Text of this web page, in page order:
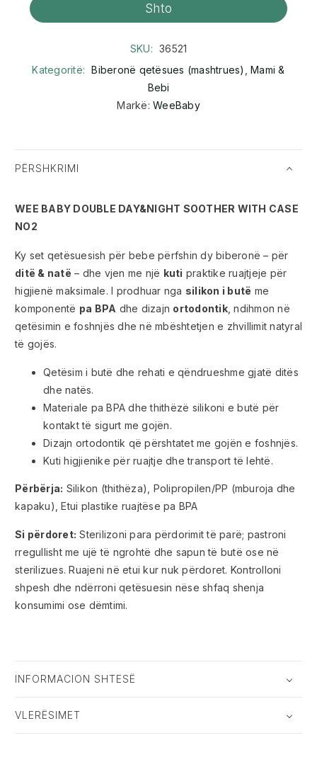
Shto
SKU: 36521
Kategoritë:
Biberonë qetësues (mashtrues) ,Mami &
Bebi
Markë: WeeBaby
PËRSHKRIMI
WEE BABY DOUBLE DAY&NIGHT SOOTHER WITH CASE
NO2
Ky set qetësuesish për bebe përfshin dy biberonë – për
ditë & natë – dhe vjen me një kuti praktike ruajtjeje për
higjienë maksimale. I prodhuar nga silikon i butë me
komponentë pa BPA dhe dizajn ortodontik, ndihmon në
qetësimin e foshnjës dhe në mbështetjen e zhvillimit natyral
të gojës.
Qetësim i butë dhe rehati e qëndrueshme gjatë ditës
dhe natës.
Materiale pa BPA dhe thithëzë silikoni e butë për
kontakt të sigurt me gojën.
Dizajn ortodontik që përshtatet me gojën e foshnjës.
Kuti higjienike për ruajtje dhe transport të lehtë.
Përbërja: Silikon (thithëza), Polipropilen/PP (mburoja dhe
kapaku), Etui plastike ruajtëse pa BPA
Si përdoret: Sterilizoni para përdorimit të parë; pastroni
rregullisht me ujë të ngrohtë dhe sapun të butë ose në
sterilizues. Ruajeni në etui kur nuk përdoret. Kontrolloni
shpesh dhe ndërroni qetësuesin nëse shfaq shenja
konsumimi ose dëmtimi.
INFORMACION SHTESË
VLERËSIMET